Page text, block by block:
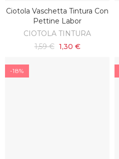
SCOPRI
Ciotola Vaschetta Tintura Con
Pettine Labor
CIOTOLA TINTURA
1,59 € 1,30 €
-18%